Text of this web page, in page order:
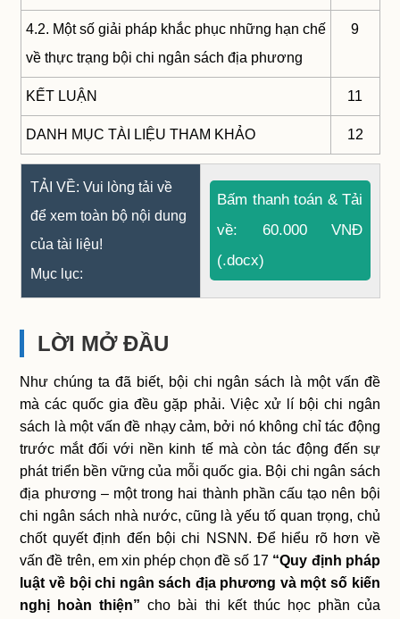
4.2. Một số giải pháp khắc phục những hạn chế
về thực trạng bội chi ngân sách địa phương
9
KẾT LUẬN 11
DANH MỤC TÀI LIỆU THAM KHẢO 12
TẢI VỀ: Vui lòng tải về
để xem toàn bộ nội dung
của tài liệu!
Mục lục:
Bấm thanh toán & Tải
về: 60.000 VNĐ
(.docx)
LỜI MỞ ĐẦU
Như chúng ta đã biết, bội chi ngân sách là một vấn đề
mà các quốc gia đều gặp phải. Việc xử lí bội chi ngân
sách là một vấn đề nhạy cảm, bởi nó không chỉ tác động
trước mắt đối với nền kinh tế mà còn tác động đến sự
phát triển bền vững của mỗi quốc gia. Bội chi ngân sách
địa phương – một trong hai thành phần cấu tạo nên bội
chi ngân sách nhà nước, cũng là yếu tố quan trọng, chủ
chốt quyết định đến bội chi NSNN. Để hiểu rõ hơn về
vấn đề trên, em xin phép chọn đề số 17 “Quy định pháp
luật về bội chi ngân sách địa phương và một số kiến
nghị hoàn thiện” cho bài thi kết thúc học phần của